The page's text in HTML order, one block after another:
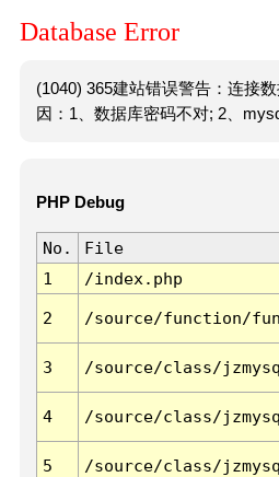
Database Error
(1040) 365建站错误警告：连接
因：1、数据库密码不对; 2、
PHP Debug
No. File
1
/index.php
2 /source/function/
3 /source/class/
4 /source/class/
5 /source/class/